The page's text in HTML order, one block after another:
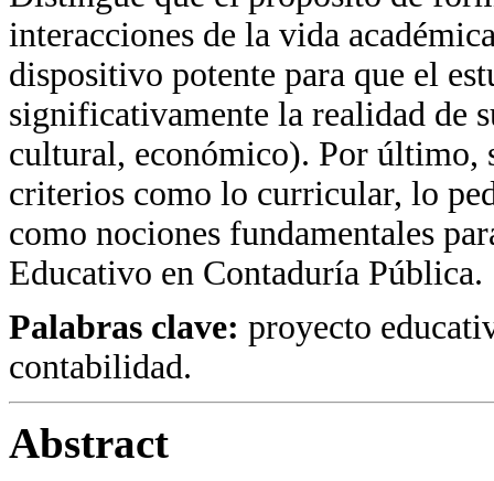
interacciones de la vida
dispositivo potente para que el
significativamente la realidad de
cultural, económico). Por último,
criterios como lo curricular, lo
como nociones fundamentales
Educativo en Contaduría Pública.
Palabras clave: proyecto
contabilidad.
Abstract